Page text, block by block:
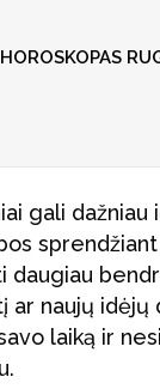
HOROSKOPAS
gali dažniau
daugiau
ar naujų idėjų
laiką ir